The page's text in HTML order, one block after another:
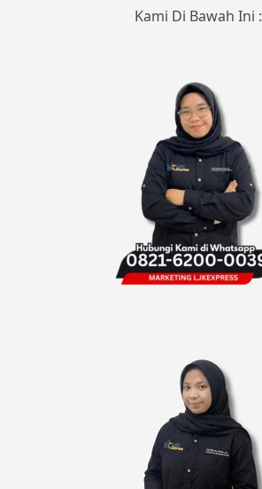
Kami Di Bawah Ini :